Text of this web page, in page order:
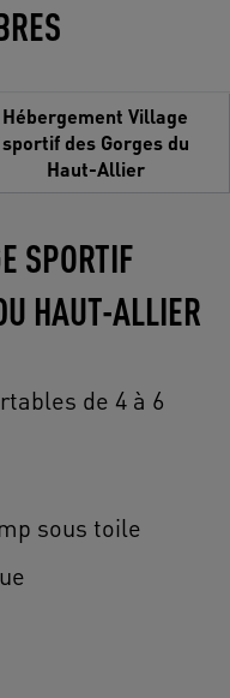
Hébergement Village
sportif des Gorges du
Haut-Allier
SPORTIF
HAUT-ALLIER
de 4 à 6
sous toile